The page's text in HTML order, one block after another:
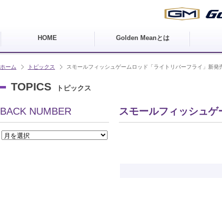
HOME Golden Meanとは
ホーム トピックス スモールフィッシュゲームロッド「ライトリバーフライ」新発
TOPICS トピックス
スモールフィッシュ
BACK NUMBER